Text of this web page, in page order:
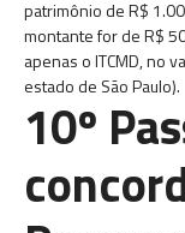
patrimônio de R$
montante for de R$
apenas o ITCMD, no
estado de São Paulo).
10º